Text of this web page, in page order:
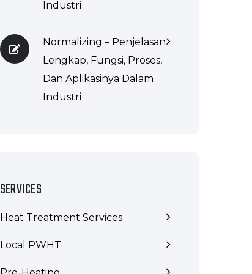
Industri
Normalizing – Penjelasan
Lengkap, Fungsi, Proses,
Dan Aplikasinya Dalam
Industri
SERVICES
Heat Treatment Services
Local PWHT